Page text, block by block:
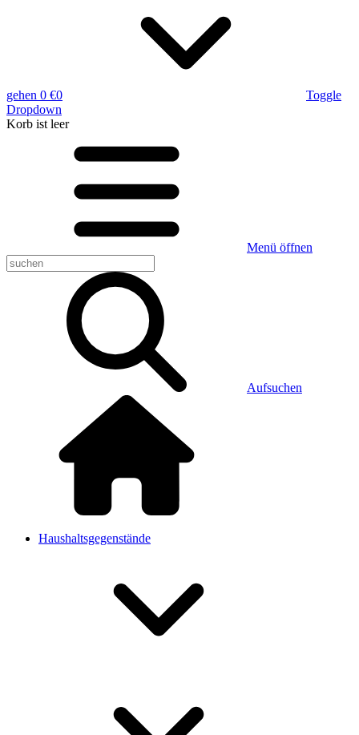
gehen 0 €0
Toggle
Dropdown
Korb ist leer
Menü öffnen
Aufsuchen
Haushaltsgegenstände